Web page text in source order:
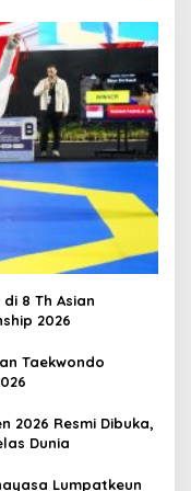
8 Th Asian
2026
Taekwondo
2026 Resmi Dibuka,
Dunia
Lumpatkeun